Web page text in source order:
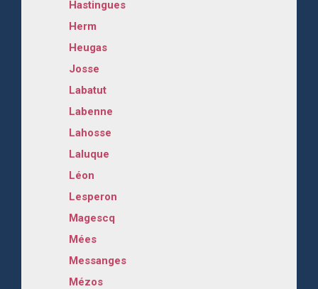
Hastingues
Herm
Heugas
Josse
Labatut
Labenne
Lahosse
Laluque
Léon
Lesperon
Magescq
Mées
Messanges
Mézos